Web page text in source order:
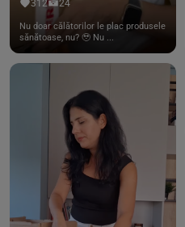
312 24
Nu doar călătorilor le plac produsele
sănătoase, nu? 🥹 Nu ...